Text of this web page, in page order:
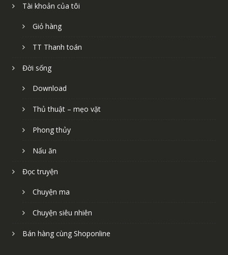
Tài khoản của tôi
Giỏ hàng
TT Thanh toán
Đời sống
Download
Thủ thuật – mẹo vặt
Phong thủy
Nấu ăn
Đọc truyện
Chuyện ma
Chuyện siêu nhiên
Bán hàng cùng Shoponline